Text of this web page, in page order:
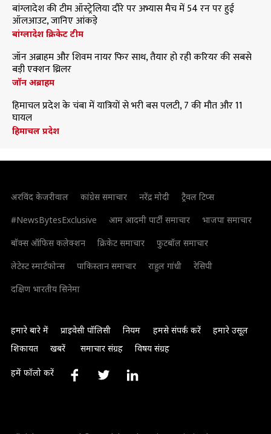
बांग्लादेश की टीम ऑस्ट्रेलिया दौरे पर अभ्यास मैच में 54 रन पर हुई
ऑलआउट, जानिए आंकड़े
बांग्लादेश क्रिकेट टीम
जॉन अब्राहम और शिवम नायर फिर साथ, तैयार हो रही करियर की सबसे
बड़ी एक्शन थ्रिलर
जॉन अब्राहम
हिमाचल प्रदेश के चंबा में यात्रियों से भरी बस पलटी, 7 की मौत और 11
घायल
हिमाचल प्रदेश
अरविंद केजरीवाल कांग्रेस समाचार नरेंद्र मोदी
ट्रैवल टिप्स
#NewsBytesExclusive
आम आदमी पार्टी समाचार
भाजपा समाचार
बॉक्स ऑफिस कलेक्शन
क्रिकेट समाचार
फुटबॉल समाचार
लेटेस्ट स्मार्टफोन्स
पाकिस्तान समाचार राहुल गांधी
रेसिपी
दक्षिण भारतीय सिनेमा
हमारे बारे में प्राइवेसी पॉलिसी नियम हमसे संपर्क करें
हमारे उसूल
शिकायत
खबरें समाचार संग्रह विषय संग्रह
हमें फॉलो करें